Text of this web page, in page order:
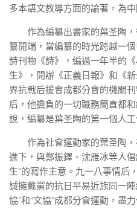
多本語文教導方面的論著，為
作為編纂出書家的葉圣陶
纂開端，當編纂的時光跨越一
詩刊物《詩》，編過一年半的
生》，開辦《正義日報》和《
界抗戰后援會成都分會的機關
后，他擔負的一切職務簡直都
說，編纂是葉圣陶的第一個人工
作為社會運動家的葉圣陶
進下，與鄭振鐸、沈雁冰等人
生”的寫作主意。九一八事情后
誠擁戴黨的抗日平易近族同一
協”和“文協”成都分會運動，盡